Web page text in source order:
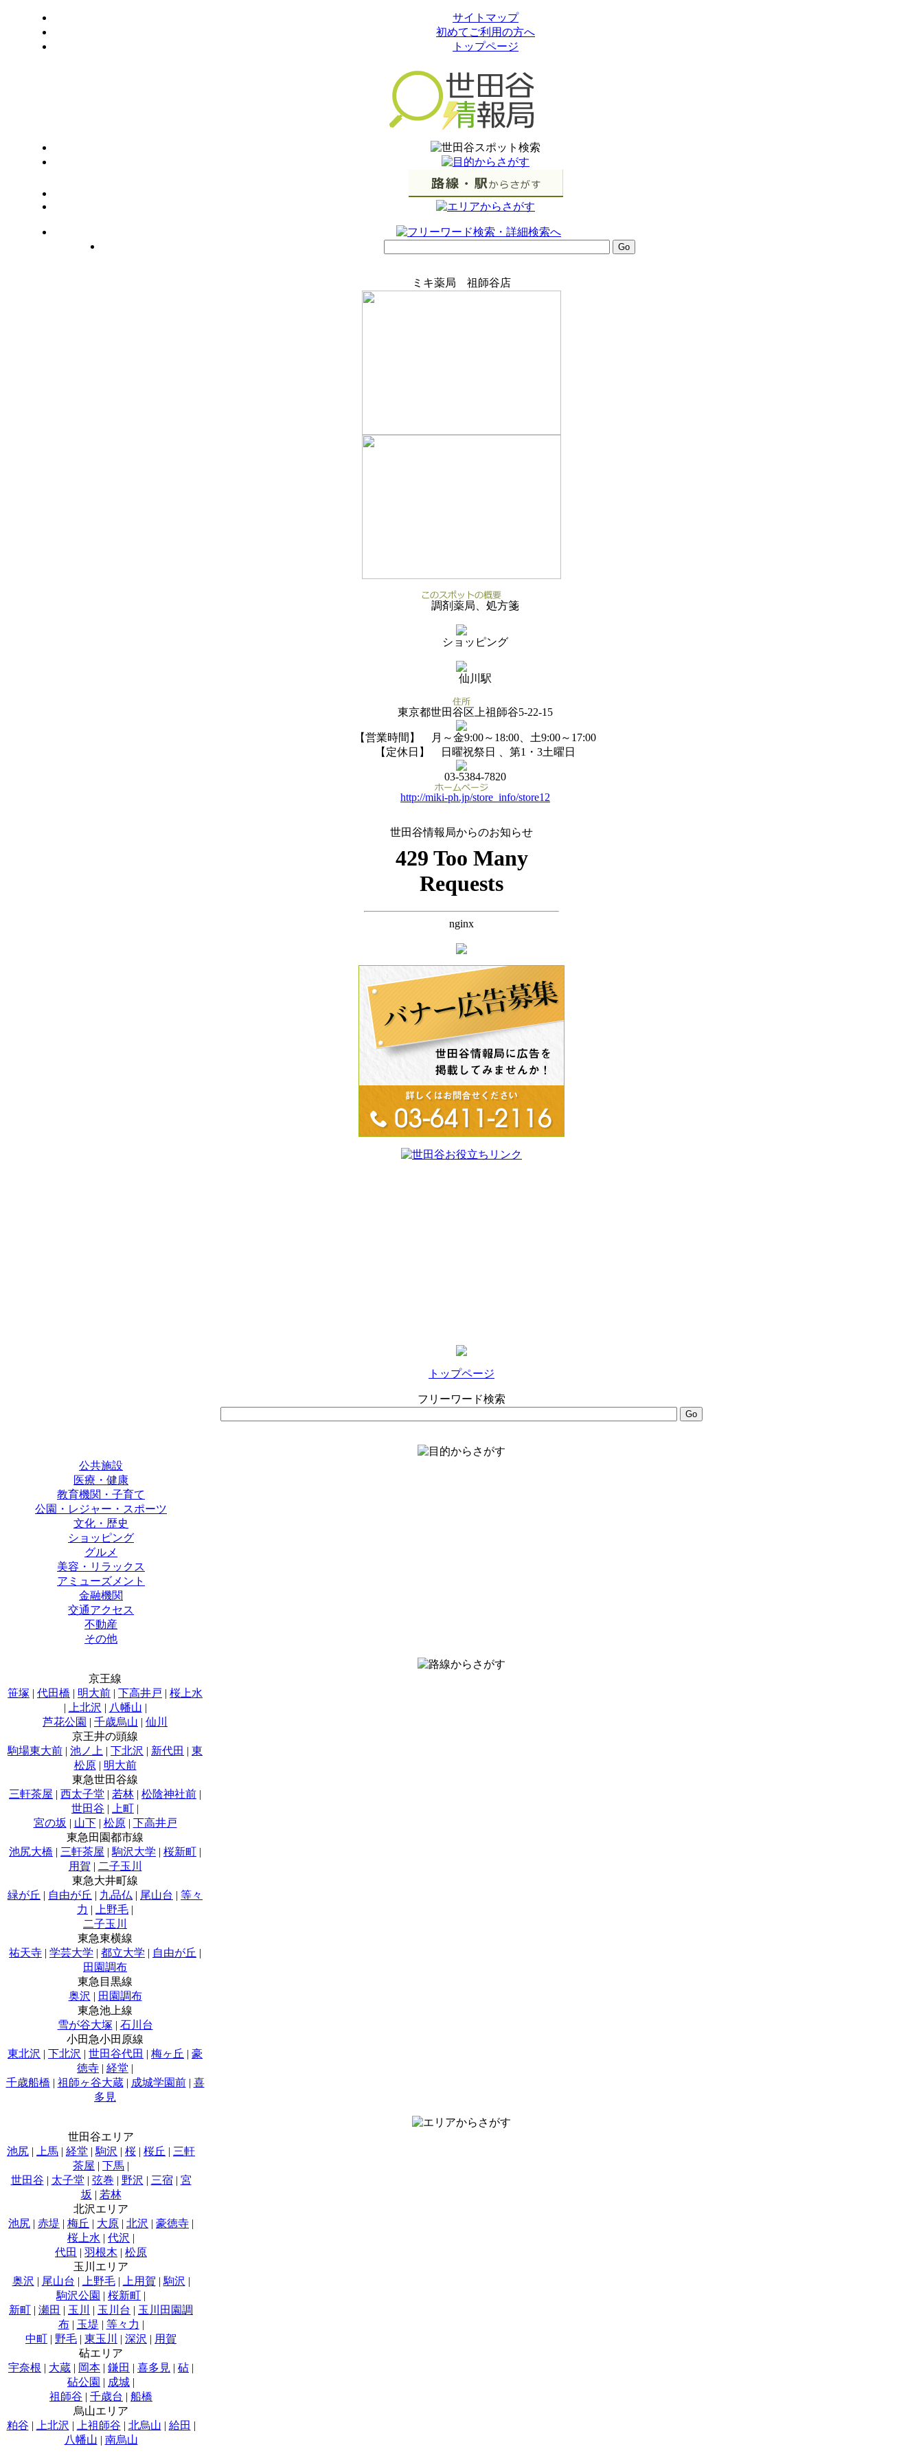
サイトマップ
初めてご利用の方へ
トップページ
ミキ薬局 祖師谷店
調剤薬局、処方箋
ショッピング
仙川駅
東京都世田谷区上祖師谷5-22-15
【営業時間】 月～金9:00～18:00、土9:00～17:00
【定休日】 日曜祝祭日 、第1・3土曜日
03-5384-7820
http://miki-ph.jp/store_info/store12
世田谷情報局からのお知らせ
トップページ
フリーワード検索
公共施設
医療・健康
教育機関・子育て
公園・レジャー・スポーツ
文化・歴史
ショッピング
グルメ
美容・リラックス
アミューズメント
金融機関
交通アクセス
不動産
その他
京王線
笹塚 | 代田橋 | 明大前 | 下高井戸 | 桜上水
|
上北沢 | 八幡山 |
芦花公園 | 千歳烏山 | 仙川
京王井の頭線
駒場東大前 | 池ノ上 | 下北沢 | 新代田 | 東
松原| 明大前
東急世田谷線
三軒茶屋 | 西太子堂 | 若林 | 松陰神社前 |
世田谷 | 上町 |
宮の坂 | 山下| 松原| 下高井戸
東急田園都市線
池尻大橋 | 三軒茶屋 | 駒沢大学 | 桜新町 |
用賀 | 二子玉川
東急大井町線
緑が丘 | 自由が丘 | 九品仏 | 尾山台 | 等々
力 | 上野毛 |
二子玉川
東急東横線
祐天寺 | 学芸大学 | 都立大学 | 自由が丘 |
田園調布
東急目黒線
奥沢 | 田園調布
東急池上線
雪が谷大塚 | 石川台
小田急小田原線
東北沢 | 下北沢 | 世田谷代田 | 梅ヶ丘 | 豪
徳寺 | 経堂 |
千歳船橋 | 祖師ヶ谷大蔵| 成城学園前| 喜
多見
世田谷エリア
池尻 | 上馬 | 経堂 | 駒沢 | 桜 | 桜丘 | 三軒
茶屋 | 下馬 |
世田谷 | 太子堂 | 弦巻 | 野沢 | 三宿 | 宮
坂 | 若林
北沢エリア
池尻 | 赤堤 | 梅丘 | 大原 | 北沢 | 豪徳寺 |
桜上水 | 代沢 |
代田 | 羽根木 | 松原
玉川エリア
奥沢 | 尾山台 | 上野毛| 上用賀 | 駒沢 |
駒沢公園 | 桜新町 |
新町 | 瀬田 | 玉川 | 玉川台 | 玉川田園調
布| 玉堤 | 等々力 |
中町 | 野毛 | 東玉川 | 深沢 | 用賀
砧エリア
宇奈根 | 大蔵 | 岡本 | 鎌田 | 喜多見 | 砧 |
砧公園 | 成城 |
祖師谷 | 千歳台 | 船橋
烏山エリア
粕谷 | 上北沢 | 上祖師谷 | 北烏山 | 給田 |
八幡山 | 南烏山